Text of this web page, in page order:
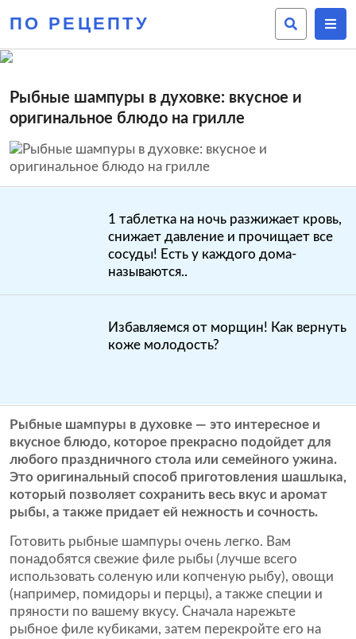
ПО РЕЦЕПТУ
Рыбные шампуры в духовке: вкусное и
оригинальное блюдо на грилле
1 таблетка на ночь разжижает кровь,
снижает давление и прочищает все
сосуды! Есть у каждого дома-
называются..
Избавляемся от морщин! Как вернуть
коже молодость?
Рыбные шампуры в духовке — это интересное и
вкусное блюдо, которое прекрасно подойдет для
любого праздничного стола или семейного ужина.
Это оригинальный способ приготовления шашлыка,
который позволяет сохранить весь вкус и аромат
рыбы, а также придает ей нежность и сочность.
Готовить рыбные шампуры очень легко. Вам
понадобятся свежие филе рыбы (лучше всего
использовать соленую или копченую рыбу), овощи
(например, помидоры и перцы), а также специи и
пряности по вашему вкусу. Сначала нарежьте
рыбное филе кубиками, затем перекройте его на